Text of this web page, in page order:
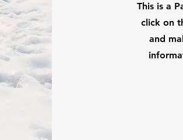
This is a
click on
and